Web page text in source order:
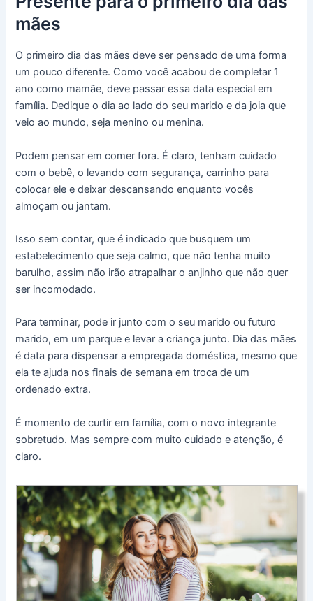
mães
O primeiro dia das mães deve ser pensado de uma forma
um pouco diferente. Como você acabou de completar 1
ano como mamãe, deve passar essa data especial em
família. Dedique o dia ao lado do seu marido e da joia que
veio ao mundo, seja menino ou menina.
Podem pensar em comer fora. É claro, tenham cuidado
com o bebê, o levando com segurança, carrinho para
colocar ele e deixar descansando enquanto vocês
almoçam ou jantam.
Isso sem contar, que é indicado que busquem um
estabelecimento que seja calmo, que não tenha muito
barulho, assim não irão atrapalhar o anjinho que não quer
ser incomodado.
Para terminar, pode ir junto com o seu marido ou futuro
marido, em um parque e levar a criança junto. Dia das mães
é data para dispensar a empregada doméstica, mesmo que
ela te ajuda nos finais de semana em troca de um
ordenado extra.
É momento de curtir em família, com o novo integrante
sobretudo. Mas sempre com muito cuidado e atenção, é
claro.